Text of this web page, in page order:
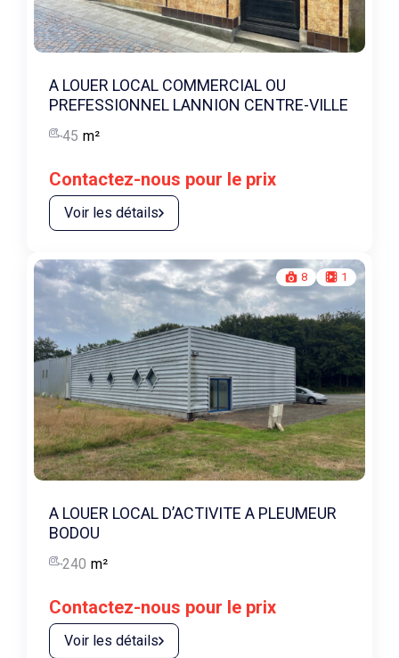
A LOUER LOCAL COMMERCIAL OU
PREFESSIONNEL LANNION CENTRE-VILLE
45 m²
Contactez-nous pour le prix
Voir les détails
8 1
A LOUER LOCAL D’ACTIVITE A PLEUMEUR
BODOU
240 m²
Contactez-nous pour le prix
Voir les détails